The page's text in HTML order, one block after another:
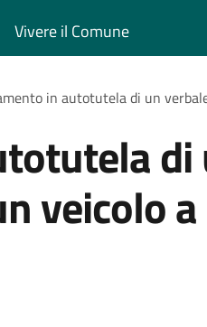
Vivere il Comune
in autotutela di un
di
veicolo a